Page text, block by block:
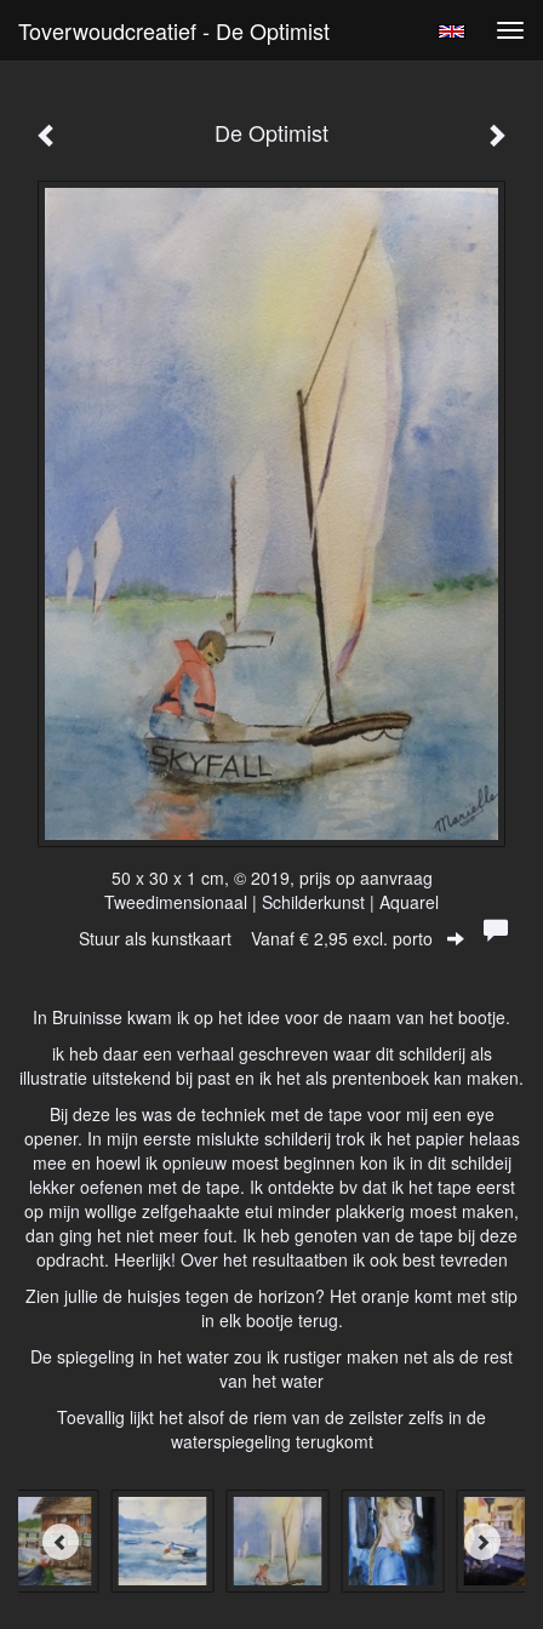
Toverwoudcreatief - De Optimist
De Optimist
50 x 30 x 1 cm, © 2019, prijs op aanvraag
Tweedimensionaal | Schilderkunst | Aquarel
Stuur als kunstkaart Vanaf € 2,95 excl. porto
In Bruinisse kwam ik op het idee voor de naam van het bootje.
ik heb daar een verhaal geschreven waar dit schilderij als
illustratie uitstekend bij past en ik het als prentenboek kan maken.
Bij deze les was de techniek met de tape voor mij een eye
opener. In mijn eerste mislukte schilderij trok ik het papier helaas
mee en hoewl ik opnieuw moest beginnen kon ik in dit schildeij
lekker oefenen met de tape. Ik ontdekte bv dat ik het tape eerst
op mijn wollige zelfgehaakte etui minder plakkerig moest maken,
dan ging het niet meer fout. Ik heb genoten van de tape bij deze
opdracht. Heerlijk! Over het resultaatben ik ook best tevreden
Zien jullie de huisjes tegen de horizon? Het oranje komt met stip
in elk bootje terug.
De spiegeling in het water zou ik rustiger maken net als de rest
van het water
Toevallig lijkt het alsof de riem van de zeilster zelfs in de
waterspiegeling terugkomt